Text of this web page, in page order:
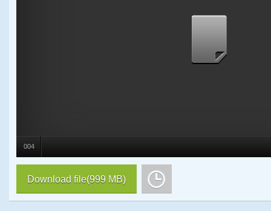
004
Download file(999 MB)